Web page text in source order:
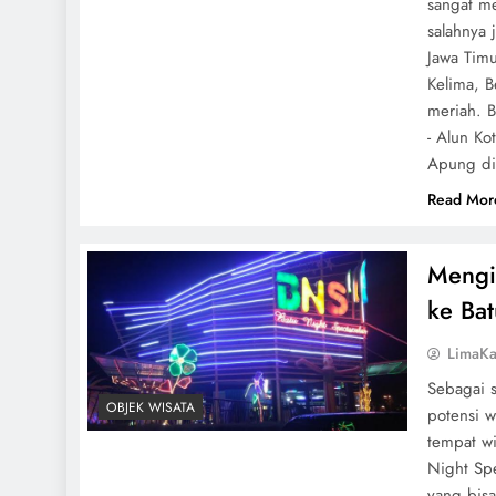
Jawa
Kelima,
meriah.
- Alun
Apung di
Read
OBJEK WISATA
ke
Sebagai
potensi
tempat
Night